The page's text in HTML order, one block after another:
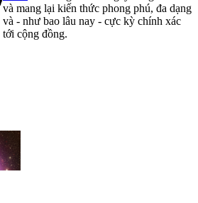
và mang lại kiến thức phong phú, đa dạng
và - như bao lâu nay - cực kỳ chính xác
tới cộng đồng.